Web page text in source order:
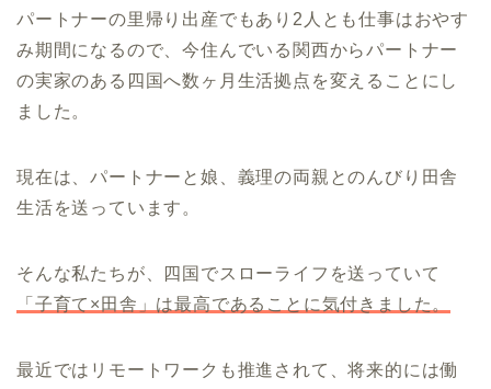
パートナーの里帰り出産でもあり2人とも仕事はおやす
み期間になるので、今住んでいる関西からパートナー
の実家のある四国へ数ヶ月生活拠点を変えることにし
ました。
現在は、パートナーと娘、義理の両親とのんびり田舎
生活を送っています。
そんな私たちが、四国でスローライフを送っていて
「子育て×田舎」は最高であることに気付きました。
最近ではリモートワークも推進されて、将来的には働